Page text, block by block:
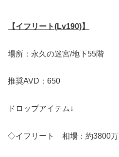
【イフリート(Lv190)】
場所：永久の迷宮/地下55階
推奨AVD：650
ドロップアイテム↓
◇イフリート 相場：約3800万